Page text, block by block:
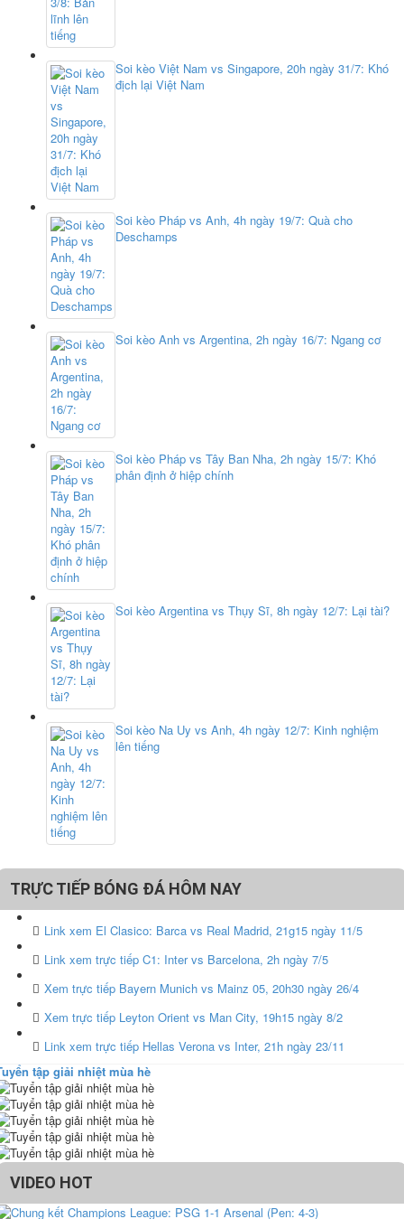
Soi kèo Việt Nam vs Singapore, 20h ngày 31/7: Khó
địch lại Việt Nam
Soi kèo Pháp vs Anh, 4h ngày 19/7: Quà cho
Deschamps
Soi kèo Anh vs Argentina, 2h ngày 16/7: Ngang cơ
Soi kèo Pháp vs Tây Ban Nha, 2h ngày 15/7: Khó
phân định ở hiệp chính
Soi kèo Argentina vs Thụy Sĩ, 8h ngày 12/7: Lại tài?
Soi kèo Na Uy vs Anh, 4h ngày 12/7: Kinh nghiệm
lên tiếng
TRỰC TIẾP BÓNG ĐÁ HÔM NAY
Link xem El Clasico: Barca vs Real Madrid, 21g15 ngày 11/5
Link xem trực tiếp C1: Inter vs Barcelona, 2h ngày 7/5
Xem trực tiếp Bayern Munich vs Mainz 05, 20h30 ngày 26/4
Xem trực tiếp Leyton Orient vs Man City, 19h15 ngày 8/2
Link xem trực tiếp Hellas Verona vs Inter, 21h ngày 23/11
tập giải nhiệt mùa hè
VIDEO HOT